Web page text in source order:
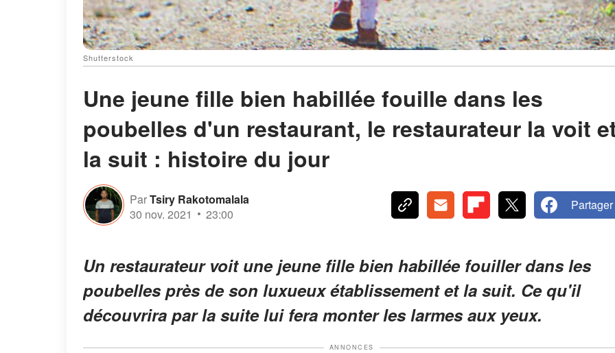
Shutterstock
Une jeune fille bien habillée fouille dans les
poubelles d'un restaurant, le restaurateur la voit
la suit : histoire du jour
ParTsiry Rakotomalala
30 nov. 2021
23:00
Partager
Un restaurateur voit une jeune fille bien habillée fouiller dans les
poubelles près de son luxueux établissement et la suit. Ce qu'il
découvrira par la suite lui fera monter les larmes aux yeux.
ANNONCES